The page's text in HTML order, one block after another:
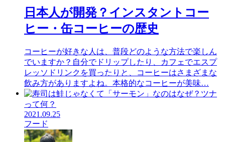
日本人が開発？インスタントコー
ヒー・缶コーヒーの歴史
コーヒーが好きな人は、普段どのような方法で楽しん
でいますか？自分でドリップしたり、カフェでエスプ
レッソドリンクを買ったりと、コーヒーはさまざまな
飲み方がありますよね。本格的なコーヒーが美味…
2021.09.25
フード